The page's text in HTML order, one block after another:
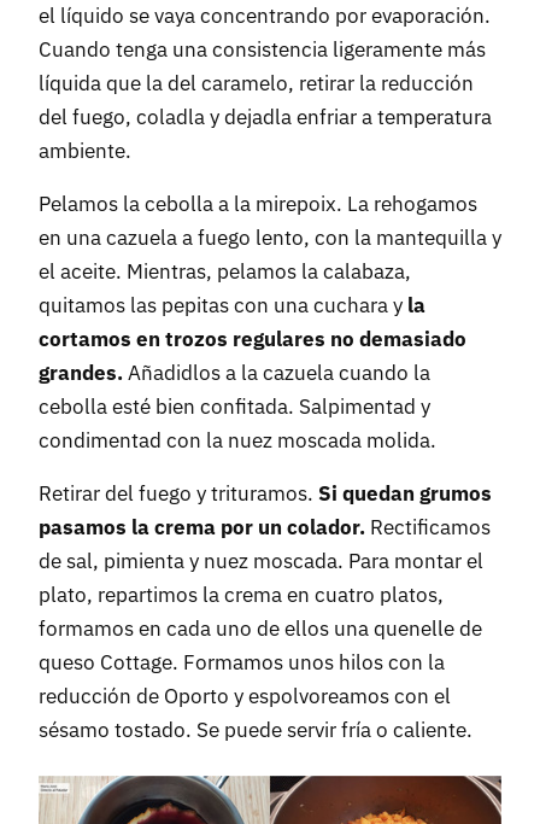
el líquido se vaya concentrando por evaporación.
Cuando tenga una consistencia ligeramente más
líquida que la del caramelo, retirar la reducción
del fuego, coladla y dejadla enfriar a temperatura
ambiente.
Pelamos la cebolla a la mirepoix. La rehogamos
en una cazuela a fuego lento, con la mantequilla y
el aceite. Mientras, pelamos la calabaza,
quitamos las pepitas con una cuchara y la
cortamos en trozos regulares no demasiado
grandes.Añadidlos a la cazuela cuando la
cebolla esté bien confitada. Salpimentad y
condimentad con la nuez moscada molida.
Retirar del fuego y trituramos. Si quedan grumos
pasamos la crema por un colador. Rectificamos
de sal, pimienta y nuez moscada. Para montar el
plato, repartimos la crema en cuatro platos,
formamos en cada uno de ellos una quenelle de
queso Cottage. Formamos unos hilos con la
reducción de Oporto y espolvoreamos con el
sésamo tostado. Se puede servir fría o caliente.